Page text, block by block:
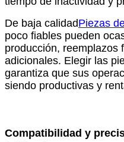
De baja calidadPiezas
poco fiables pueden
producción, reemplazos
adicionales. Elegir las
garantiza que sus
siendo productivas y
Compatibilidad y